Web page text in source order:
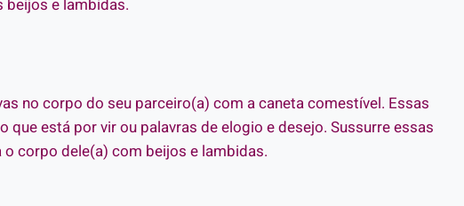
e lambidas.
no corpo do seu parceiro(a) com a caneta comestível. Essas
que está por vir ou palavras de elogio e desejo. Sussurre essas
corpo dele(a) com beijos e lambidas.